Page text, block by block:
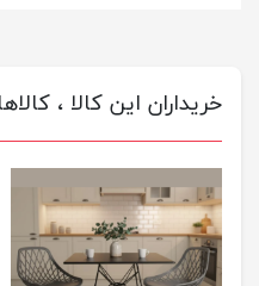
خریداران این کالا ،